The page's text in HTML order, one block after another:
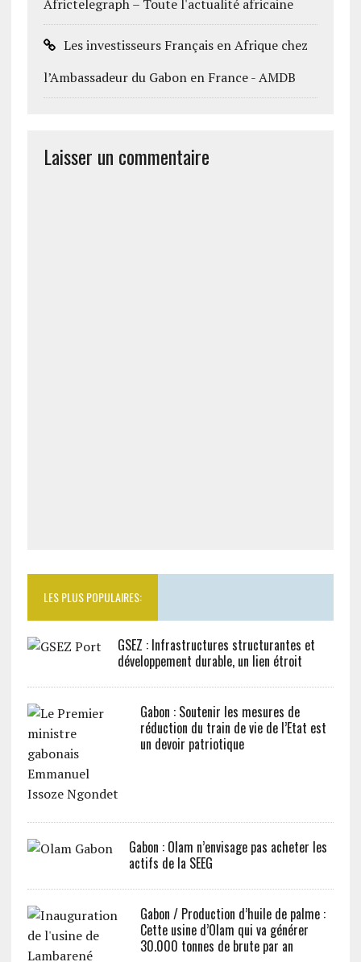
Africtelegraph – Toute l'actualité africaine
Les investisseurs Français en Afrique chez
l’Ambassadeur du Gabon en France - AMDB
Laisser un commentaire
LES PLUS POPULAIRES:
GSEZ : Infrastructures structurantes et
développement durable, un lien étroit
Gabon : Soutenir les mesures de
réduction du train de vie de l’Etat est
un devoir patriotique
Gabon : Olam n’envisage pas acheter les
actifs de la SEEG
Gabon / Production d’huile de palme :
Cette usine d’Olam qui va générer
30.000 tonnes de brute par an